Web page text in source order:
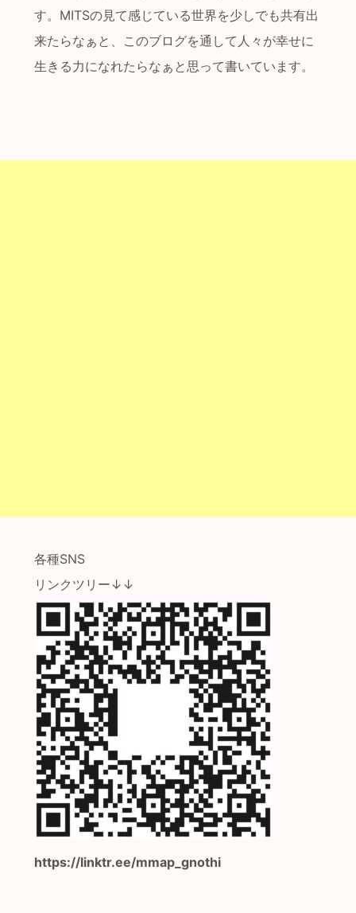
す。MITSの見て感じている世界を少しでも共有出
来たらなぁと、このブログを通して人々が幸せに
生きる力になれたらなぁと思って書いています。
各種SNS
リンクツリー↓↓
https://linktr.ee/mmap_gnothi